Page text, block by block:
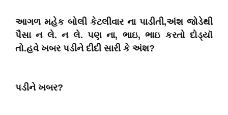
આગળ મહેક બોલી કેટલીવાર ના પાડીતી,અંશ જોડેથી
પૈસા ન લે. ન લે. પણ ના, ભાઇ, ભાઇ કરતો દોડ્યૉ
તો.હવે ખબર પડીને દીદી સારી કે અંશ?
પડીને ખબર?